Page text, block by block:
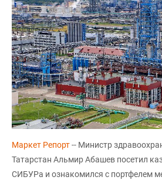
Маркет Репорт-- Министр
Татарстан Альмир Абашев посетил
СИБУРа и ознакомился с портфелем